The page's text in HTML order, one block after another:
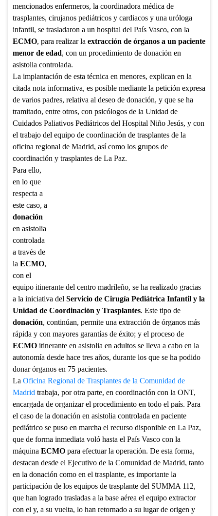
mencionados enfermeros, la coordinadora médica de
trasplantes, cirujanos pediátricos y cardiacos y una uróloga
infantil, se trasladaron a un hospital del País Vasco, con la
ECMO, para realizar la extracción de órganos a un paciente
menor de edad, con un procedimiento de donación en
asistolia controlada.
La implantación de esta técnica en menores, explican en la
citada nota informativa, es posible mediante la petición expresa
de varios padres, relativa al deseo de donación, y que se ha
tramitado, entre otros, con psicólogos de la Unidad de
Cuidados Paliativos Pediátricos del Hospital Niño Jesús, y con
el trabajo del equipo de coordinación de trasplantes de la
oficina regional de Madrid, así como los grupos de
coordinación y trasplantes de La Paz.
Para ello,
en lo que
respecta a
este caso, a
donación
en asistolia
controlada
a través de
la ECMO,
con el
equipo itinerante del centro madrileño, se ha realizado gracias
a la iniciativa del Servicio de Cirugía Pediátrica Infantil y la
Unidad de Coordinación y Trasplantes. Este tipo de
donación, continúan, permite una extracción de órganos más
rápida y con mayores garantías de éxito; y el proceso de
ECMOitinerante en asistolia en adultos se lleva a cabo en la
autonomía desde hace tres años, durante los que se ha podido
donar órganos en 75 pacientes.
La Oficina Regional de Trasplantes de la Comunidad de
Madrid trabaja, por otra parte, en coordinación con la ONT,
encargada de organizar el procedimiento en todo el país. Para
el caso de la donación en asistolia controlada en paciente
pediátrico se puso en marcha el recurso disponible en La Paz,
que de forma inmediata voló hasta el País Vasco con la
máquina ECMOpara efectuar la operación. De esta forma,
destacan desde el Ejecutivo de la Comunidad de Madrid, tanto
en la donación como en el trasplante, es importante la
participación de los equipos de trasplante del SUMMA 112,
que han logrado trasladas a la base aérea el equipo extractor
con el y, a su vuelta, lo han retornado a su lugar de origen y